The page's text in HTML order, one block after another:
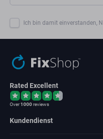
Ich bin damit einverstanden,
Rated Excellent
Over1000reviews
Kundendienst